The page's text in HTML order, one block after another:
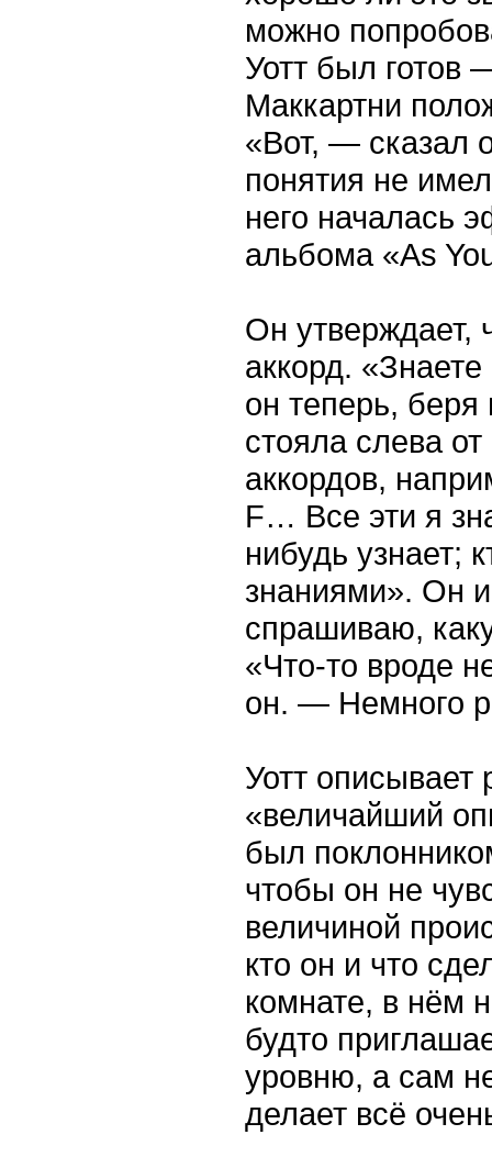
можно
Уотт был готов
Маккартни
«Вот, — сказал
понятия не
него началась
альбома «As
Он утверждает,
аккорд.
он теперь, беря
стояла слева
аккордов,
F… Все эти я
нибудь узнает;
знаниями». Он
спрашиваю,
«Что-то вроде
он. — Немного
Уотт описывает
«величайший
был
чтобы он не
величиной
кто он и что
комнате, в нём
будто
уровню, а сам
делает всё